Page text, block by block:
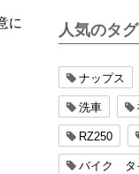
に 人気のタグ
ナップス
洗車
RZ250
バイク タ